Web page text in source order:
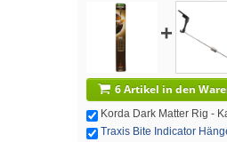
+
6 Artikel in den
Korda Dark Matter Rig -
Traxis Bite Indicator